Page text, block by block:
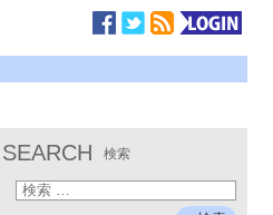
SEARCH 検索